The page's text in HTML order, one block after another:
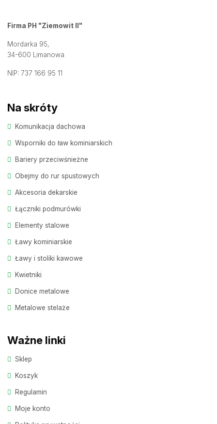
Firma PH "Ziemowit II"
Mordarka 95,
34-600 Limanowa
NIP: 737 166 95 11
Na skróty
Komunikacja dachowa
Wsporniki do ław kominiarskich
Bariery przeciwśnieżne
Obejmy do rur spustowych
Akcesoria dekarskie
Łączniki podmurówki
Elementy stalowe
Ławy kominiarskie
Ławy i stoliki kawowe
Kwietniki
Donice metalowe
Metalowe stelaże
Ważne linki
Sklep
Koszyk
Regulamin
Moje konto